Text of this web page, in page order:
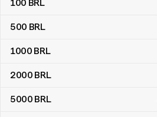
100 BRL
500 BRL
1000 BRL
2000 BRL
5000 BRL